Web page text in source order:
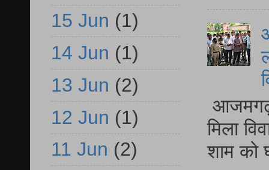
आजमगढ़
मिला
शाम को
15 Jun (1)
14 Jun (1)
13 Jun (2)
12 Jun (1)
11 Jun (2)